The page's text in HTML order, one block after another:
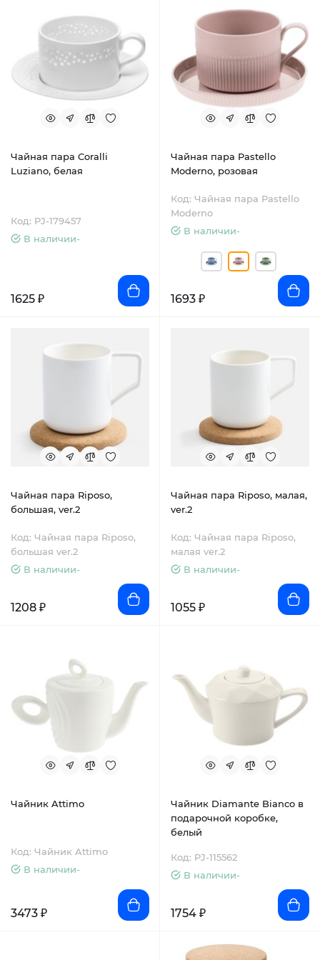
Чайная пара Coralli
Luziano, белая
Код: PJ-179457
В наличии-
1625 ₽
Чайная пара Pastello
Moderno, розовая
Код: Чайная пара Pastello
Moderno
В наличии-
1693 ₽
Чайная пара Riposo,
большая, ver.2
Код: Чайная пара Riposo,
большая ver.2
В наличии-
1208 ₽
Чайная пара Riposo, малая,
ver.2
Код: Чайная пара Riposo,
малая ver.2
В наличии-
1055 ₽
Чайник Attimo
Код: Чайник Attimo
В наличии-
3473 ₽
Чайник Diamante Bianco в
подарочной коробке,
белый
Код: PJ-115562
В наличии-
1754 ₽